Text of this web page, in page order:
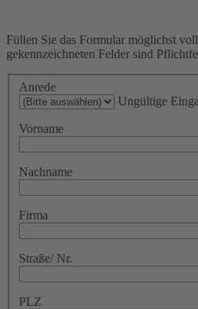
Füllen Sie das Formular möglichst
gekennzeichneten Felder sind
Anrede
Ungültige
Vorname
Nachname
Firma
Straße/ Nr.
PLZ